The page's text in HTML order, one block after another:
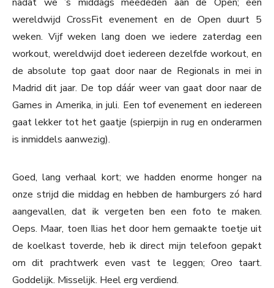
wereldwijd CrossFit evenement en de Open duurt 5
weken. Vijf weken lang doen we iedere zaterdag een
workout, wereldwijd doet iedereen dezelfde workout, en
de absolute top gaat door naar de Regionals in mei in
Madrid dit jaar. De top dáár weer van gaat door naar de
Games in Amerika, in juli. Een tof evenement en iedereen
gaat lekker tot het gaatje (spierpijn in rug en onderarmen
is inmiddels aanwezig).
Goed, lang verhaal kort; we hadden enorme honger na
onze strijd die middag en hebben de hamburgers zó hard
aangevallen, dat ik vergeten ben een foto te maken.
Oeps. Maar, toen Ilias het door hem gemaakte toetje uit
de koelkast toverde, heb ik direct mijn telefoon gepakt
om dit prachtwerk even vast te leggen; Oreo taart.
Goddelijk. Misselijk. Heel erg verdiend.